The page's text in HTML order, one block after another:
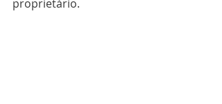
proprietário.